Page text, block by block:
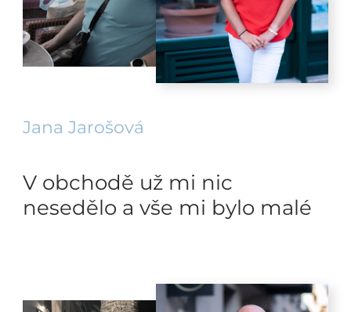
Jana Jarošová
V obchodě už mi nic
nesedělo a vše mi bylo malé